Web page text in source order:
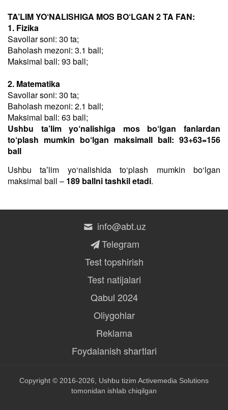
TA’LIM YO‘NALISHIGA MOS BO‘LGAN 2 TA FAN:
1. Fizika
Savollar soni: 30 ta;
Baholash mezoni: 3.1 ball;
Maksimal ball: 93 ball;
2. Matematika
Savollar soni: 30 ta;
Baholash mezoni: 2.1 ball;
Maksimal ball: 63 ball;
Ushbu ta’lim yo‘nalishiga mos bo‘lgan fanlardan
to‘plash mumkin bo‘lgan maksimall ball: 93+63=156
ball
Ushbu taʼlim yo‘nalishida to‘plash mumkin bo‘lgan
maksimal ball – 189 ballni tashkil etadi.
info@abt.uz
Telegram
Test topshirish
Test natijalari
Qabul 2024
Oliygohlar
Reklama
Foydalanish shartlari
Copyright © 2016-2026, Ushbu tizim Activemedia Solutions
tomonidan ishlab chiqilgan